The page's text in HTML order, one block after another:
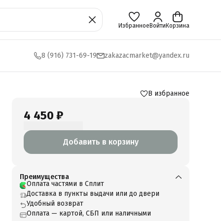
Избранное Войти Корзина
8 (916) 731-69-19 zakazacmarket@yandex.ru
В избранное
4 450 ₽
Добавить в корзину
Преимущества
Оплата частями в Сплит
Доставка в пункты выдачи или до двери
Удобный возврат
Оплата — картой, СБП или наличными